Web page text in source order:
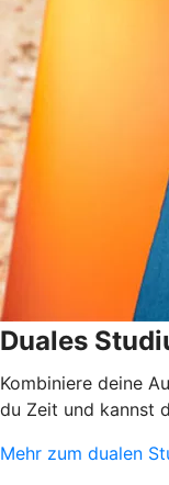
Duales
Kombiniere deine
du Zeit und kannst
Mehr zum dualen